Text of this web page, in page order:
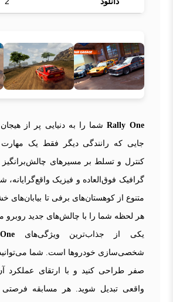
Rally Oneشما را به دنیایی پر از
جایی که رانندگی دیگر فقط یک مهارت
کنترل و تسلط بر مسیرهای
گرافیک فوق‌العاده و فیزیک واقع‌گرایانه،
متنوع از کوهستان‌های برفی تا
هر لحظه شما را با چالش‌های جدید روبرو
یکی از جذاب‌ترین ویژگی‌های
شخصی‌سازی خودروها است. شما می‌توانید
صفر طراحی کنید و با ارتقای عملکرد
واقعی تبدیل شوید. هر مسابقه